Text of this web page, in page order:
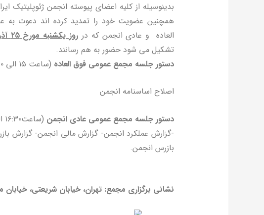
بدینوسیله از کلیه اعضای پیوسته انجمن ژئوپلیتیک
همچنین عضویت خود را تمدید کرده اند دعوت
العاده و عادی انجمن که در روز یکشنبه مورخ ۲۵ آذرماه ۱۳۹۷ ساعت ۱۵ الی ۱۸
تشکیل می شود حضور به هم رسانند.
دستور جلسه مجمع عمومی فوق العاده (ساعت ۱۵ الی ۱۶:۳۰):
اصلاح اساسنامه انجمن
دستور جلسه مجمع عمومی عادی انجمن (ساعت۱۶:۳۰ الی ۱۸)
-گزارش عملکرد انجمن- گزارش مالی انجمن- گزارش
بازرس انجمن.
نشانی برگزاری مجمع: تهران، خیابان شریعتی،